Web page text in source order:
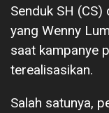
Senduk SH
yang Wenny
saat kampanye
terealisasikan.
Salah satunya,